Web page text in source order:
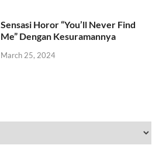
Sensasi Horor “You’ll Never Find
Me” Dengan Kesuramannya
March 25, 2024